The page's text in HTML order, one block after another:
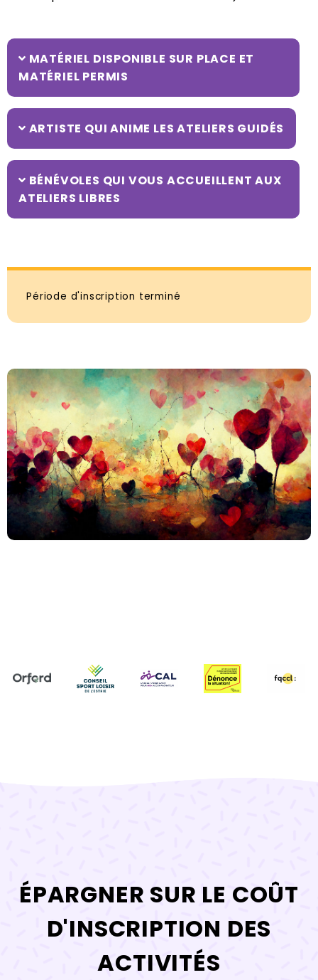
MATÉRIEL DISPONIBLE SUR PLACE ET
MATÉRIEL PERMIS
ARTISTE QUI ANIME LES ATELIERS GUIDÉS
BÉNÉVOLES QUI VOUS ACCUEILLENT AUX
ATELIERS LIBRES
Période d'inscription terminé
ÉPARGNER SUR LE COÛT
D'INSCRIPTION DES
ACTIVITÉS